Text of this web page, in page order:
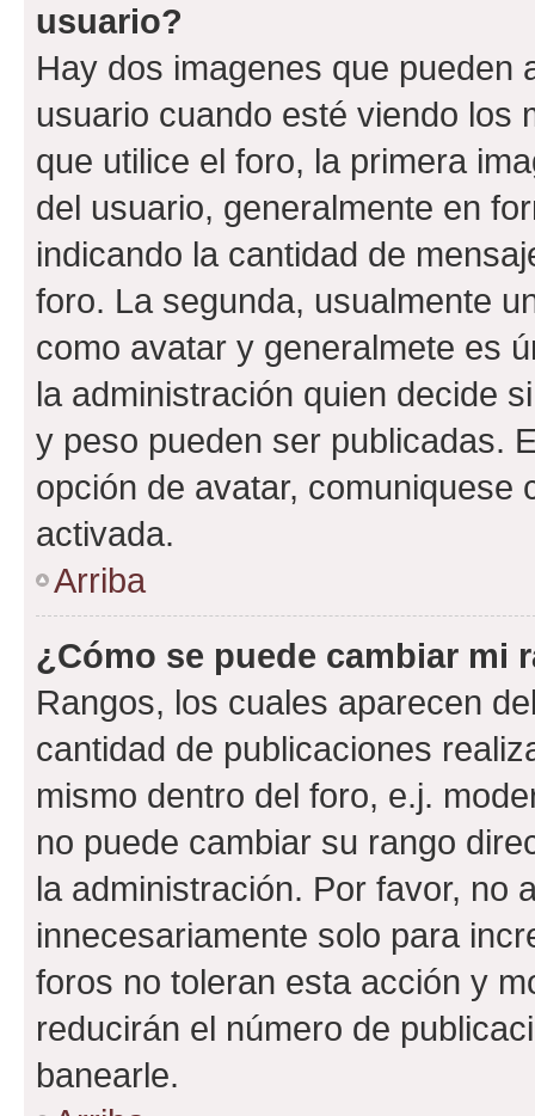
usuario?
Hay dos imagenes que pueden
usuario cuando esté viendo los
que utilice el foro, la primera
del usuario, generalmente en
indicando la cantidad de
foro. La segunda, usualmente
como avatar y generalmete es
la administración quien decide
y peso pueden ser publicadas.
opción de avatar, comuniquese
activada.
Arriba
¿Cómo se puede cambiar mi
Rangos, los cuales aparecen
cantidad de publicaciones
mismo dentro del foro, e.j.
no puede cambiar su rango
la administración. Por favor, no
innecesariamente solo para
foros no toleran esta acción y
reducirán el número de
banearle.